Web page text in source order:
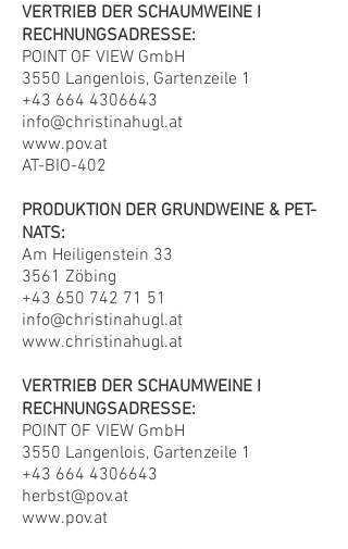
VERTRIEB DER SCHAUMWEINE I
RECHNUNGSADRESSE:
POINT OF VIEW GmbH
3550 Langenlois, Gartenzeile 1
+43 664 4306643
info@christinahugl.at
www.pov.at
AT-BIO-402
PRODUKTION DER GRUNDWEINE & PET-
NATS:
Am Heiligenstein 33
3561 Zöbing
+43 650 742 71 51
info@christinahugl.at
www.christinahugl.at
VERTRIEB DER SCHAUMWEINE I
RECHNUNGSADRESSE:
POINT OF VIEW GmbH
3550 Langenlois, Gartenzeile 1
+43 664 4306643
herbst@pov.at
www.pov.at